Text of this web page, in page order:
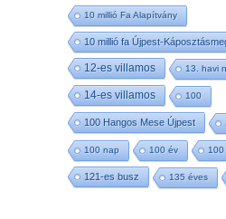
10 millió Fa Alapítvány
10 millió fa Újpest-
12-es villamos 13. havi
14-es villamos 100
100 Hangos Mese Újpest
100 nap 100 év 100
121-es busz 135 éves